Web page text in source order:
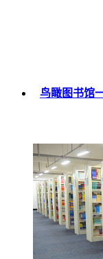
鸟瞰图书馆